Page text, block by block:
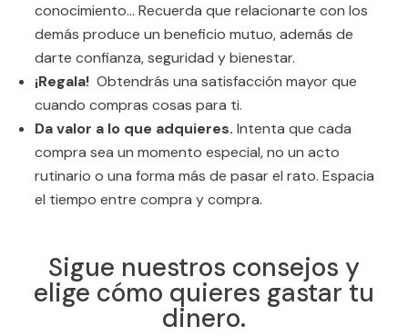
conocimiento… Recuerda que relacionarte con los
demás produce un beneficio mutuo, además de
darte confianza, seguridad y bienestar.
¡Regala! Obtendrás una satisfacción mayor que
cuando compras cosas para ti.
Da valor a lo que adquieres. Intenta que cada
compra sea un momento especial, no un acto
rutinario o una forma más de pasar el rato. Espacia
el tiempo entre compra y compra.
Sigue nuestros consejos y
elige cómo quieres gastar tu
dinero.